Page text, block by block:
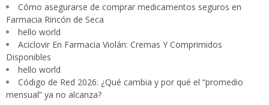
Cómo asegurarse de comprar medicamentos seguros en
Farmacia Rincón de Seca
hello world
Aciclovir En Farmacia Violán: Cremas Y Comprimidos
Disponibles
hello world
Código de Red 2026: ¿Qué cambia y por qué el “promedio
mensual” ya no alcanza?